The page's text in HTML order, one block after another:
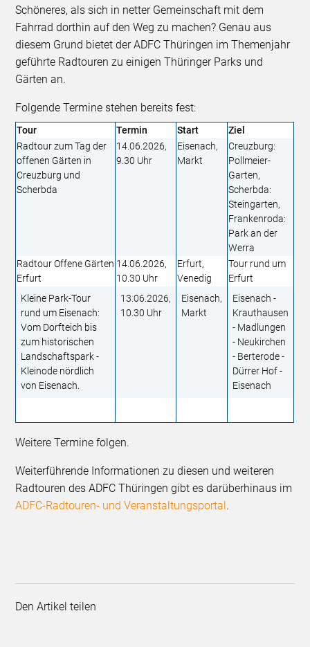
Schöneres, als sich in netter Gemeinschaft mit dem
Fahrrad dorthin auf den Weg zu machen? Genau aus
diesem Grund bietet der ADFC Thüringen im Themenjahr
geführte Radtouren zu einigen Thüringer Parks und
Gärten an.
Folgende Termine stehen bereits fest:
Tour Termin Start
Ziel
Radtour zum Tag der
offenen Gärten in
Creuzburg und
Scherbda
14.06.2026,
9.30 Uhr
Eisenach,
Markt
Creuzburg:
Pollmeier-
Garten,
Scherbda:
Steingarten,
Frankenroda:
Park an der
Werra
Radtour Offene Gärten
Erfurt
14.06.2026,
10.30 Uhr
Erfurt,
Venedig
Tour rund um
Erfurt
Kleine Park-Tour
rund um Eisenach:
Vom Dorfteich bis
zum historischen
Landschaftspark -
Kleinode nördlich
von Eisenach.
13.06.2026,
10.30 Uhr
Eisenach,
Markt
Eisenach -
Krauthausen
- Madlungen
- Neukirchen
- Berterode -
Dürrer Hof -
Eisenach
Weitere Termine folgen.
Weiterführende Informationen zu diesen und weiteren
Radtouren des ADFC Thüringen gibt es darüberhinaus im
ADFC-Radtouren- und Veranstaltungsportal.
Den Artikel teilen